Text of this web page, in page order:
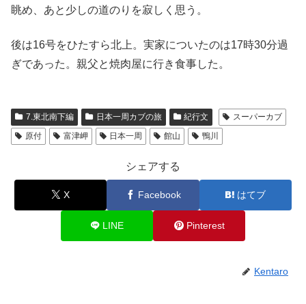
眺め、あと少しの道のりを寂しく思う。
後は16号をひたすら北上。実家についたのは17時30分過
ぎであった。親父と焼肉屋に行き食事した。
7.東北南下編 日本一周カブの旅 紀行文
スーパーカブ
原付
富津岬 日本一周 館山 鴨川
シェアする
X Facebook はてブ
LINE Pinterest
Kentaro